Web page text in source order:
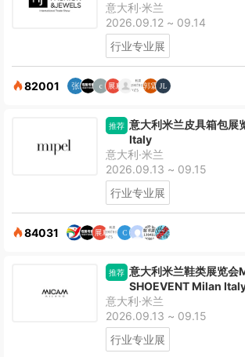
意大利·米兰
2026.09.12 ~ 09.14
行业专业展
82001
推荐 意大利米兰皮具箱包展
Italy
意大利·米兰
2026.09.13 ~ 09.15
行业专业展
84031
推荐 意大利米兰鞋类展览会
SHOEVENT Milan
意大利·米兰
2026.09.13 ~ 09.15
行业专业展